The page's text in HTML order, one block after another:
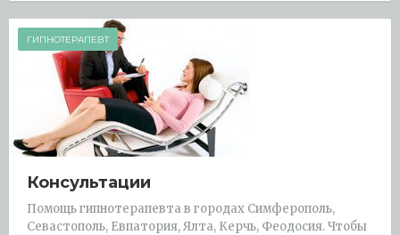
ГИПНОТЕРАПЕВТ
Консультации
Помощь гипнотерапевта в городах Симферополь,
Севастополь, Евпатория, Ялта, Керчь, Феодосия. Чтобы